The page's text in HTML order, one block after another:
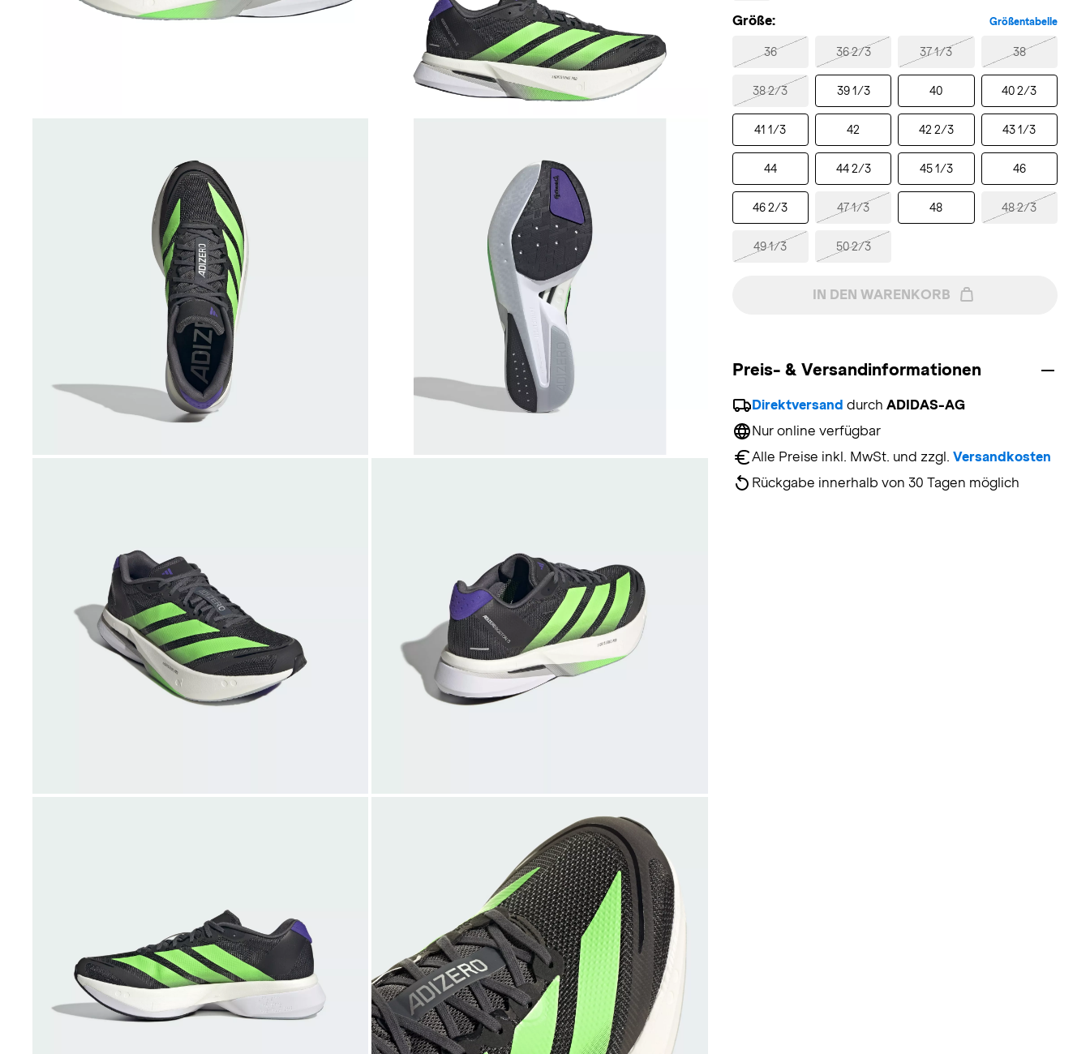
Größe: Größentabelle
36 36 2/3 37 1/3 38
38 2/3 39 1/3 40 40 2/3
41 1/3 42 42 2/3 43 1/3
44 44 2/3 45 1/3 46
46 2/3 47 1/3 48 48 2/3
49 1/3 50 2/3
IN DEN WARENKORB
Preis- & Versandinformationen
Direktversand durch ADIDAS-AG
Nur online verfügbar
Alle Preise inkl. MwSt. und zzgl. Versandkosten
Rückgabe innerhalb von 30 Tagen möglich